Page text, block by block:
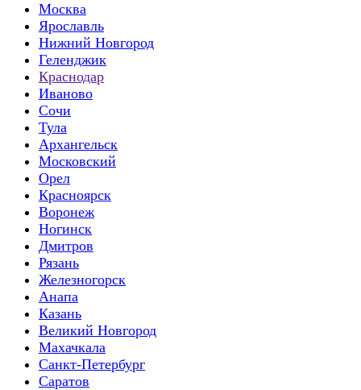
Москва
Ярославль
Нижний Новгород
Геленджик
Краснодар
Иваново
Сочи
Тула
Архангельск
Московский
Орел
Красноярск
Воронеж
Ногинск
Дмитров
Рязань
Железногорск
Анапа
Казань
Великий Новгород
Махачкала
Санкт-Петербург
Саратов